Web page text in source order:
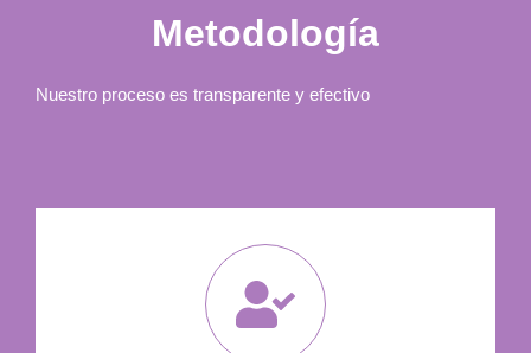
Metodología
Nuestro proceso es transparente y efectivo